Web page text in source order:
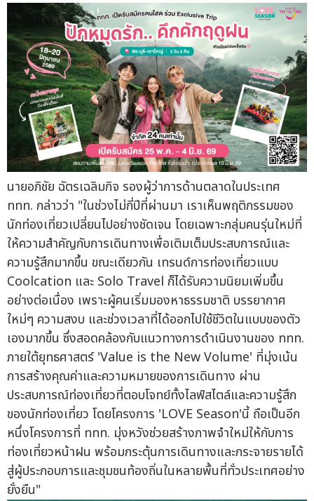
นายอภิชัย ฉัตรเฉลิมกิจ รองผู้ว่าการด้านตลาดในประเทศ
ททท. กล่าวว่า "ในช่วงไม่กี่ปีที่ผ่านมา เราเห็นพฤติกรรมของ
นักท่องเที่ยวเปลี่ยนไปอย่างชัดเจน โดยเฉพาะกลุ่มคนรุ่นใหม่ที่
ให้ความสำคัญกับการเดินทางเพื่อเติมเต็มประสบการณ์และ
ความรู้สึกมากขึ้น ขณะเดียวกัน เทรนด์การท่องเที่ยวแบบ
Coolcation และ Solo Travel ก็ได้รับความนิยมเพิ่มขึ้น
อย่างต่อเนื่อง เพราะผู้คนเริ่มมองหาธรรมชาติ บรรยากาศ
ใหม่ๆ ความสงบ และช่วงเวลาที่ได้ออกไปใช้ชีวิตในแบบของตัว
เองมากขึ้น ซึ่งสอดคล้องกับแนวทางการดำเนินงานของ ททท.
ภายใต้ยุทธศาสตร์ 'Value is the New Volume' ที่มุ่งเน้น
การสร้างคุณค่าและความหมายของการเดินทาง ผ่าน
ประสบการณ์ท่องเที่ยวที่ตอบโจทย์ทั้งไลฟ์สไตล์และความรู้สึก
ของนักท่องเที่ยว โดยโครงการ 'LOVE Season'นี้ ถือเป็นอีก
หนึ่งโครงการที่ ททท. มุ่งหวังช่วยสร้างภาพจำใหม่ให้กับการ
ท่องเที่ยวหน้าฝน พร้อมกระตุ้นการเดินทางและกระจายรายได้
สู่ผู้ประกอบการและชุมชนท้องถิ่นในหลายพื้นที่ทั่วประเทศอย่าง
ยั่งยืน"